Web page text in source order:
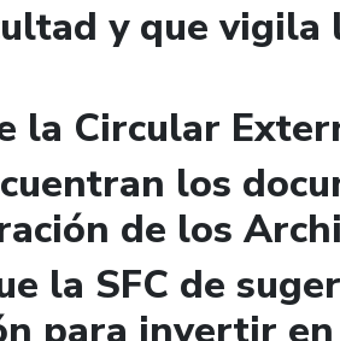
y que vigila
la Circular
los
de los
la SFC de